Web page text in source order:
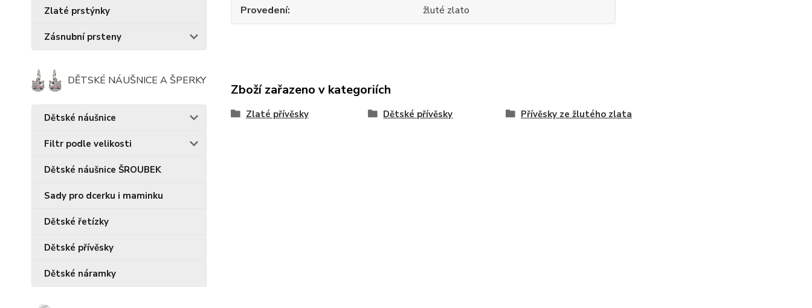
Zlaté prstýnky
Zásnubní prsteny
DĚTSKÉ NÁUŠNICE A ŠPERKY
Dětské náušnice
Filtr podle velikosti
Dětské náušnice ŠROUBEK
Sady pro dcerku i maminku
Dětské řetízky
Dětské přívěsky
Dětské náramky
Provedení
žluté zlato
Zboží zařazeno v kategoriích
Zlaté přívěsky Dětské přívěsky Přívěsky ze žlutého zlata